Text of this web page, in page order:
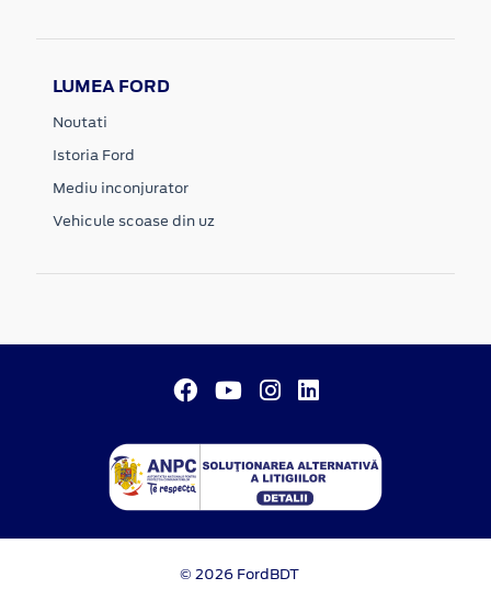
LUMEA FORD
Noutati
Istoria Ford
Mediu inconjurator
Vehicule scoase din uz
© 2026 FordBDT